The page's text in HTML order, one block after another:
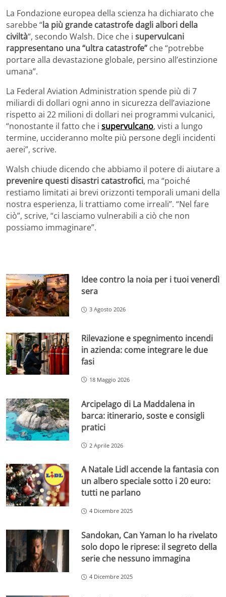
La Fondazione europea della scienza ha dichiarato che
sarebbe “la più grande catastrofe dagli albori della
civiltà“, secondo Walsh. Dice che i supervulcani
rappresentano una “ultra catastrofe” che “potrebbe
portare alla devastazione globale, persino all’estinzione
umana”.
La Federal Aviation Administration spende più di 7
miliardi di dollari ogni anno in sicurezza dell’aviazione
rispetto ai 22 milioni di dollari nei programmi vulcanici,
“nonostante il fatto che i supervulcano, visti a lungo
termine, uccideranno molte più persone degli incidenti
aerei”, scrive.
Walsh chiude dicendo che abbiamo il potere di aiutare a
prevenire questi disastri catastrofici, ma “poiché
restiamo limitati ai brevi orizzonti temporali umani della
nostra esperienza, li trattiamo come irreali”. “Nel fare
ciò”, scrive, “ci lasciamo vulnerabili a ciò che non
possiamo immaginare”.
Idee contro la noia per i tuoi venerdì
sera
3 Agosto 2026
Rilevazione e spegnimento incendi
in azienda: come integrare le due
fasi
18 Maggio 2026
Arcipelago di La Maddalena in
barca: itinerario, soste e consigli
pratici
2 Aprile 2026
A Natale Lidl accende la fantasia con
un albero speciale sotto i 20 euro:
tutti ne parlano
4 Dicembre 2025
Sandokan, Can Yaman lo ha rivelato
solo dopo le riprese: il segreto della
serie che nessuno immagina
4 Dicembre 2025